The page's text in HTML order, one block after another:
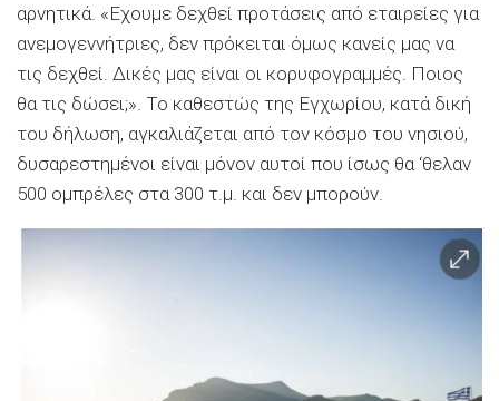
αρνητικά. «Εχουμε δεχθεί προτάσεις από εταιρείες για
ανεμογεννήτριες, δεν πρόκειται όμως κανείς μας να
τις δεχθεί. Δικές μας είναι οι κορυφογραμμές. Ποιος
θα τις δώσει;». Το καθεστώς της Εγχωρίου, κατά δική
του δήλωση, αγκαλιάζεται από τον κόσμο του νησιού,
δυσαρεστημένοι είναι μόνον αυτοί που ίσως θα ‘θελαν
500 ομπρέλες στα 300 τ.μ. και δεν μπορούν.